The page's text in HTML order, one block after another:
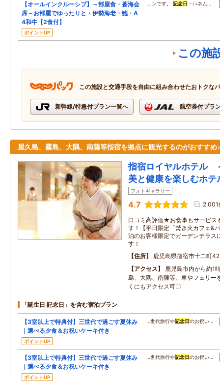
【オールインクルーシブ】～部屋食・蒼海会
席～お部屋でゆったりと・伊勢海老・鮑・A
4和牛【2食付】
ポイントUP
…ンです。記念日 ・ハネム…
この施
この施設と交通手段を自由に組み合わせたおトクな
新幹線/特急付プラン一覧へ 航空券付プラ
屋久島、霧島、大隅、南薩等指宿を拠点に観光するのがおすすめ♪
指宿ロイヤルホテル
美と健康を楽しむホテ
フォトギャラリー
4.7 2,001
口コミ高評価★お食事もサービ
す！【平日限定「焚き火カフェ&
泊のお客様限定でガーデンテラス
す！
住所
鹿児島県指宿市十二町
アクセス
鹿児島市内から約1
島、大隅、南薩等、車やフェリー
くにもアクセス可〇
「誕生日 記念日」を含む宿泊プラン
【3室以上で特典付】三世代で過ごす夏休み
｜選べる夕食＆お祝いケーキ付き
ポイントUP
…世代旅行や記念日のお祝い…
【3室以上で特典付】三世代で過ごす夏休み
｜選べる夕食＆お祝いケーキ付き
ポイントUP
…世代旅行や記念日のお祝い…